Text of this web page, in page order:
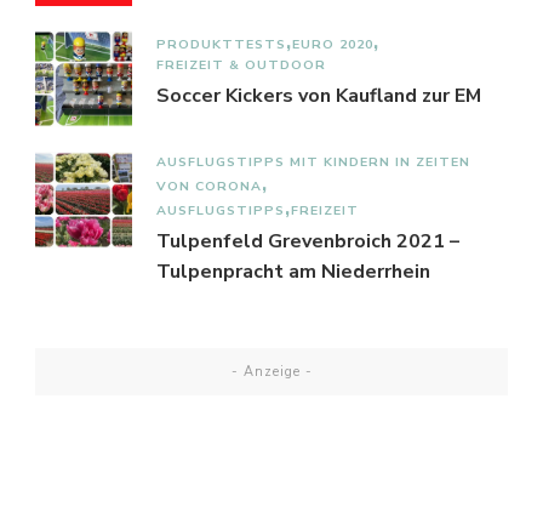
PRODUKTTESTS EURO 2020
FREIZEIT & OUTDOOR
Soccer Kickers von Kaufland zur EM
AUSFLUGSTIPPS MIT KINDERN IN ZEITEN
VON CORONA
AUSFLUGSTIPPS FREIZEIT
Tulpenfeld Grevenbroich 2021 –
Tulpenpracht am Niederrhein
- Anzeige -